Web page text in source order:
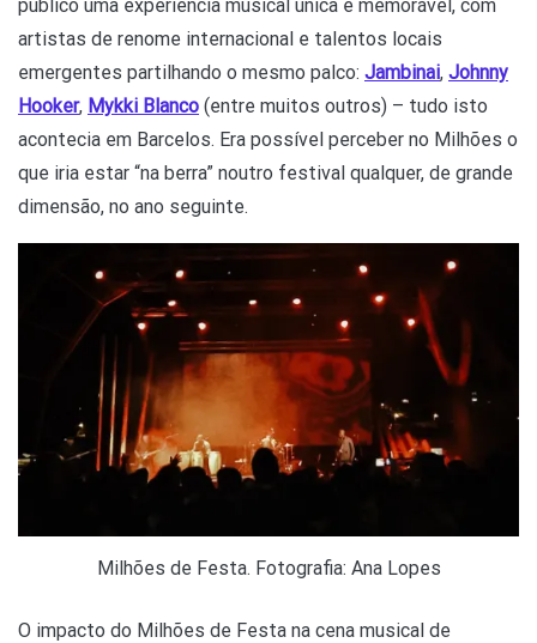
público uma experiência musical única e memorável, com
artistas de renome internacional e talentos locais
emergentes partilhando o mesmo palco: Jambinai, Johnny
Hooker, Mykki Blanco (entre muitos outros) – tudo isto
acontecia em Barcelos. Era possível perceber no Milhões o
que iria estar “na berra” noutro festival qualquer, de grande
dimensão, no ano seguinte.
Milhões de Festa. Fotografia: Ana Lopes
O impacto do Milhões de Festa na cena musical de